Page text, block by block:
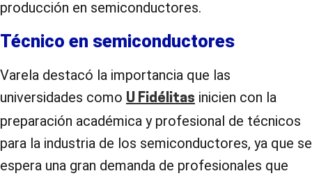
producción en semiconductores.
Técnico en semiconductores
Varela destacó la importancia que las
universidades como U Fidélitas inicien con la
preparación académica y profesional de técnicos
para la industria de los semiconductores, ya que se
espera una gran demanda de profesionales que